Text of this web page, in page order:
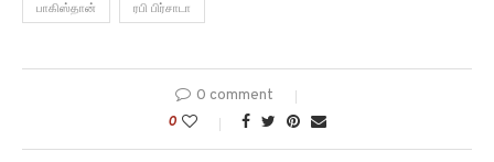
பாகிஸ்தான் ரபி பிர்சாடா
0 comment
0